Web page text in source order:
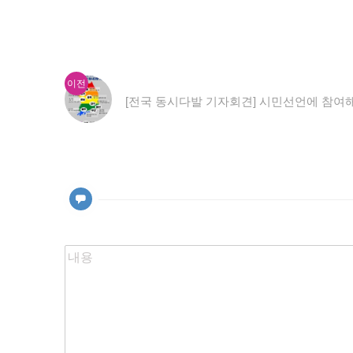
글
내
이
이전
이
전
글:
[전국 동시다발 기자회견] 시민선언에 참여